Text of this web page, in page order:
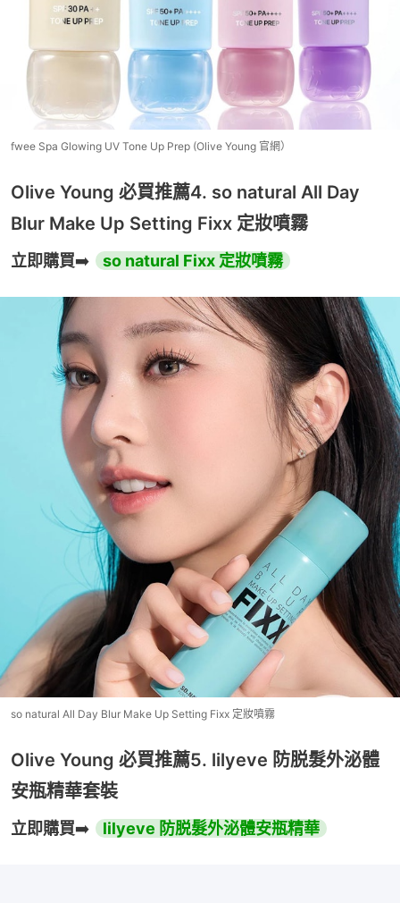
fwee Spa Glowing UV Tone Up Prep (Olive Young 官網）
Olive Young 必買推薦4. so natural All Day
Blur Make Up Setting Fixx 定妝噴霧
立即購買➡️ so natural Fixx 定妝噴霧
so natural All Day Blur Make Up Setting Fixx 定妝噴霧
Olive Young 必買推薦5. lilyeve 防脱髮外泌體
安瓶精華套裝
立即購買➡️ lilyeve 防脱髮外泌體安瓶精華